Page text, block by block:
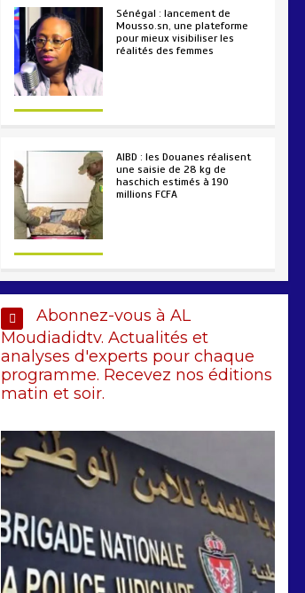
Sénégal : lancement de
Mousso.sn, une plateforme
pour mieux visibiliser les
réalités des femmes
AIBD : les Douanes réalisent
une saisie de 28 kg de
haschich estimés à 190
millions FCFA
Abonnez-vous à AL
Moudiadidtv. Actualités et
analyses d'experts pour chaque
programme. Recevez nos éditions
matin et soir.